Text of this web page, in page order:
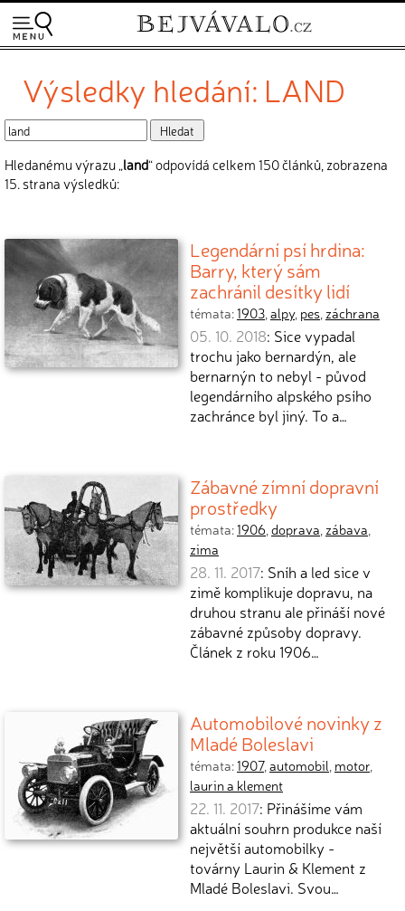
Výsledky hledání: LAND
Hledanému výrazu „land“ odpovídá celkem 150 článků, zobrazena
15. strana výsledků:
Legendární psí hrdina:
Barry, který sám
zachránil desítky lidí
témata:1903,alpy, pes, záchrana
05. 10. 2018: Sice vypadal
trochu jako bernardýn, ale
bernarnýn to nebyl - původ
legendárního alpského psího
zachránce byl jiný. To a…
Zábavné zímní dopravní
prostředky
témata:1906,doprava, zábava,
zima
28. 11. 2017: Sníh a led sice v
zimě komplikuje dopravu, na
druhou stranu ale přináší nové
zábavné způsoby dopravy.
Článek z roku 1906…
Automobilové novinky z
Mladé Boleslavi
témata:1907,automobil, motor,
laurin a klement
22. 11. 2017: Přinášíme vám
aktuální souhrn produkce naší
největší automobilky -
továrny Laurin & Klement z
Mladé Boleslavi. Svou…